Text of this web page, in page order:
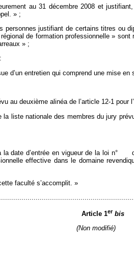
au 31 décembre 2008 et
» ;
personnes justifiant de certains titres
de formation professionnelle »
» ;
d’un entretien qui comprend une mise
au deuxième alinéa de l’article 12-1 pour
liste nationale des membres du jury
à la date d’entrée en vigueur de la
effective dans le domaine
faculté s’accomplit. »
Article 1er bis
(Non modifié)